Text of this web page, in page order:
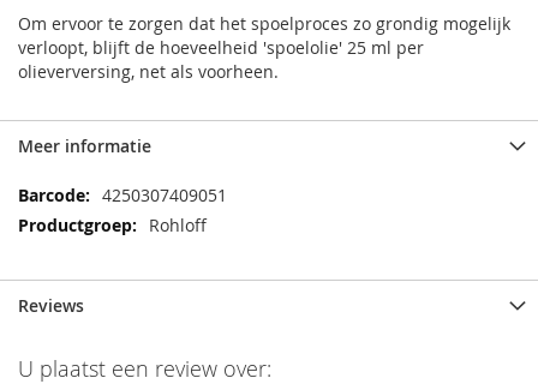
Om ervoor te zorgen dat het spoelproces zo grondig mogelijk
verloopt, blijft de hoeveelheid 'spoelolie' 25 ml per
olieverversing, net als voorheen.
Meer informatie
Meer
informatie
4250307409051
Rohloff
Reviews
U plaatst een review over: